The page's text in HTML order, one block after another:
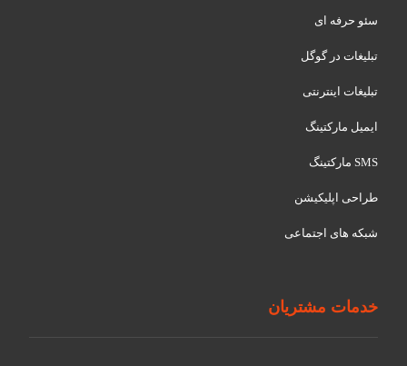
سئو حرفه ای
تبلیغات در گوگل
تبلیغات اینترنتی
ایمیل مارکتینگ
SMS مارکتینگ
طراحی اپلیکیشن
شبکه های اجتماعی
خدمات مشتریان